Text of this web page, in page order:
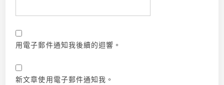
用電子郵件通知我後續的迴響。
新文章使用電子郵件通知我。